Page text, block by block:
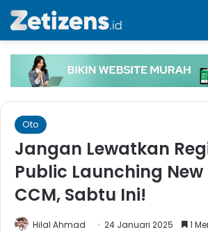
Oto
Jangan Lewatkan
Public Launching New
CCM, Sabtu Ini!
Hilal Ahmad 24 Januari 2025 1